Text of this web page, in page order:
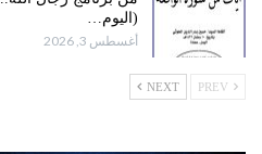
(اليوم…
أغسطس 3, 2026
NEXT